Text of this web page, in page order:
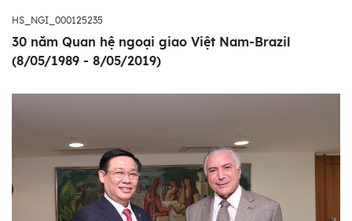
HS_NGI_000125235
30 năm Quan hệ ngoại giao Việt Nam-Brazil
(8/05/1989 - 8/05/2019)